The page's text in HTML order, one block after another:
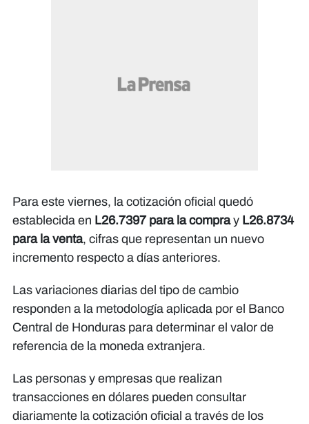
Para este viernes, la cotización oficial quedó
establecida en L26.7397 para la compray L26.8734
para la venta, cifras que representan un nuevo
incremento respecto a días anteriores.
Las variaciones diarias del tipo de cambio
responden a la metodología aplicada por el Banco
Central de Honduras para determinar el valor de
referencia de la moneda extranjera.
Las personas y empresas que realizan
transacciones en dólares pueden consultar
diariamente la cotización oficial a través de los